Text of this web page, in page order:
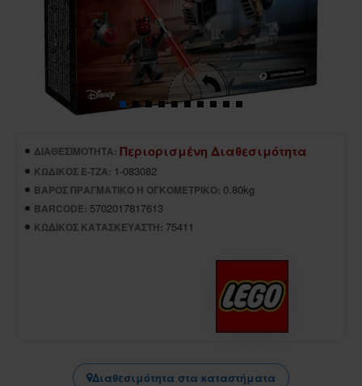
ΔΙΑΘΕΣΙΜΌΤΗΤΑ: Περιορισμένη Διαθεσιμότητα
ΚΩΔΙΚΌΣ E-TZA: 1-083082
ΒΆΡΟΣ ΠΡΑΓΜΑΤΙΚΌ Ή ΟΓΚΟΜΕΤΡΙΚΌ: 0.80kg
BARCODE: 5702017817613
ΚΩΔΙΚΌΣ ΚΑΤΑΣΚΕΥΑΣΤΉ: 75411
Διαθεσιμότητα στα καταστήματα